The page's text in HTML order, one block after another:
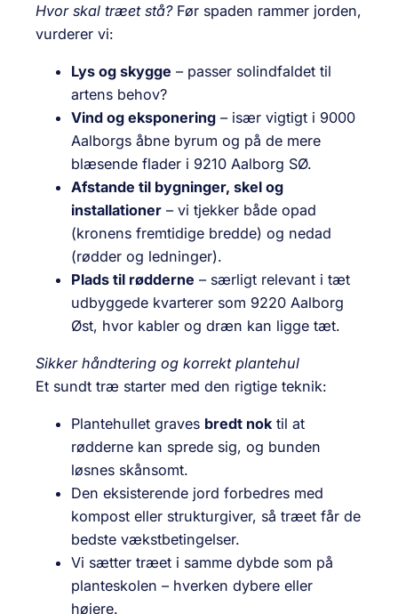
Hvor skal træet stå?Før spaden rammer jorden,
vurderer vi:
Lys og skygge – passer solindfaldet til
artens behov?
Vind og eksponering – især vigtigt i 9000
Aalborgs åbne byrum og på de mere
blæsende flader i 9210 Aalborg SØ.
Afstande til bygninger, skel og
installationer – vi tjekker både opad
(kronens fremtidige bredde) og nedad
(rødder og ledninger).
Plads til rødderne – særligt relevant i tæt
udbyggede kvarterer som 9220 Aalborg
Øst, hvor kabler og dræn kan ligge tæt.
Sikker håndtering og korrekt plantehul
Et sundt træ starter med den rigtige teknik:
Plantehullet graves bredt nok til at
rødderne kan sprede sig, og bunden
løsnes skånsomt.
Den eksisterende jord forbedres med
kompost eller strukturgiver, så træet får de
bedste vækstbetingelser.
Vi sætter træet i samme dybde som på
planteskolen – hverken dybere eller
højere.